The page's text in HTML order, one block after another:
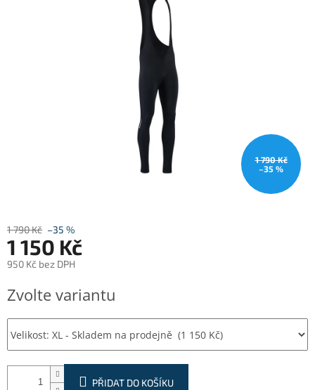
1 790 Kč
–35 %
1 790 Kč –35 %
1 150 Kč
950 Kč bez DPH
cena:
Zvolte variantu
PŘIDAT DO KOŠÍKU